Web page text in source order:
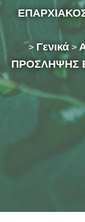
> Γενικά >
ΠΡΟΣΛΗΨΗΣ